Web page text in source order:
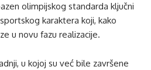
olimpijskog standarda ključni
karaktera koji, kako
u novu fazu realizacije.
u kojoj su već bile završene